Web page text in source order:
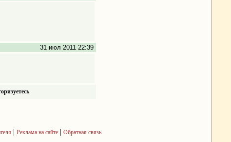
31 июл 2011 22:39
| Реклама на сайте| Обратная связь